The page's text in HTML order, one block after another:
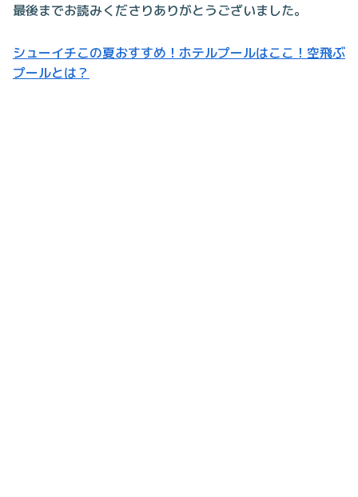
最後までお読みくださりありがとうございました。
シューイチこの夏おすすめ！ホテルプールはここ！空飛ぶ
プールとは？